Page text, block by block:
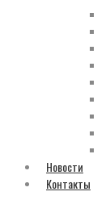
Новости
Контакты